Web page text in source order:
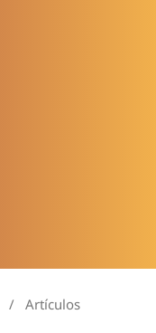
/ Artículos